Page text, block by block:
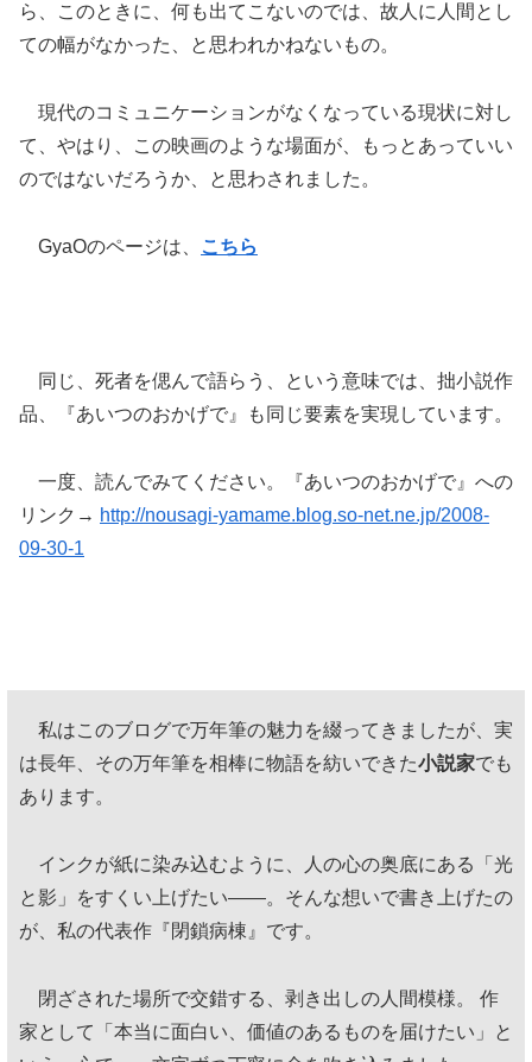
ら、このときに、何も出てこないのでは、故人に人間とし
ての幅がなかった、と思われかねないもの。
現代のコミュニケーションがなくなっている現状に対し
て、やはり、この映画のような場面が、もっとあっていい
のではないだろうか、と思わされました。
GyaOのページは、 こちら
同じ、死者を偲んで語らう、という意味では、拙小説作
品、『あいつのおかげで』も同じ要素を実現しています。
一度、読んでみてください。『あいつのおかげで』への
リンク→ http://nousagi-yamame.blog.so-net.ne.jp/2008-
09-30-1
私はこのブログで万年筆の魅力を綴ってきましたが、実
は長年、その万年筆を相棒に物語を紡いできた小説家でも
あります。
インクが紙に染み込むように、人の心の奥底にある「光
と影」をすくい上げたい——。そんな想いで書き上げたの
が、私の代表作『閉鎖病棟』です。
閉ざされた場所で交錯する、剥き出しの人間模様。 作
家として「本当に面白い、価値のあるものを届けたい」と